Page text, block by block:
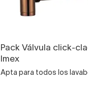
Pack Válvula click-
Imex
Apta para todos los